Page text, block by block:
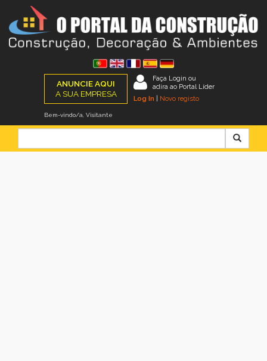
ANUNCIE AQUI
A SUA EMPRESA
Faça Login ou
adira ao Portal Líder
Log In
Novo registo
Bem-vindo/a, Visitante